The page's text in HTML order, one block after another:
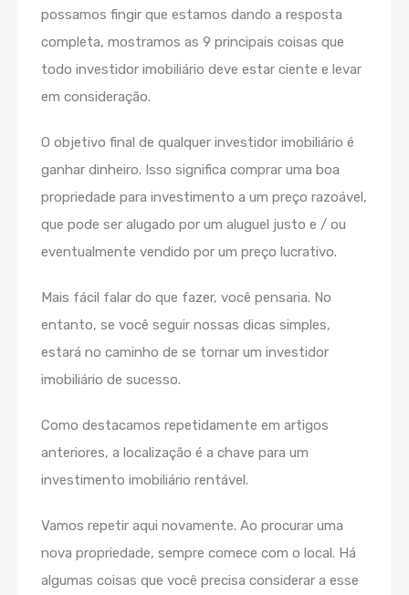
possamos fingir que estamos dando a resposta
completa, mostramos as 9 principais coisas que
todo investidor imobiliário deve estar ciente e levar
em consideração.
O objetivo final de qualquer investidor imobiliário é
ganhar dinheiro. Isso significa comprar uma boa
propriedade para investimento a um preço razoável,
que pode ser alugado por um aluguel justo e / ou
eventualmente vendido por um preço lucrativo.
Mais fácil falar do que fazer, você pensaria. No
entanto, se você seguir nossas dicas simples,
estará no caminho de se tornar um investidor
imobiliário de sucesso.
Como destacamos repetidamente em artigos
anteriores, a localização é a chave para um
investimento imobiliário rentável.
Vamos repetir aqui novamente. Ao procurar uma
nova propriedade, sempre comece com o local. Há
algumas coisas que você precisa considerar a esse